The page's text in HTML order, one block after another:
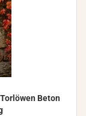
Beton